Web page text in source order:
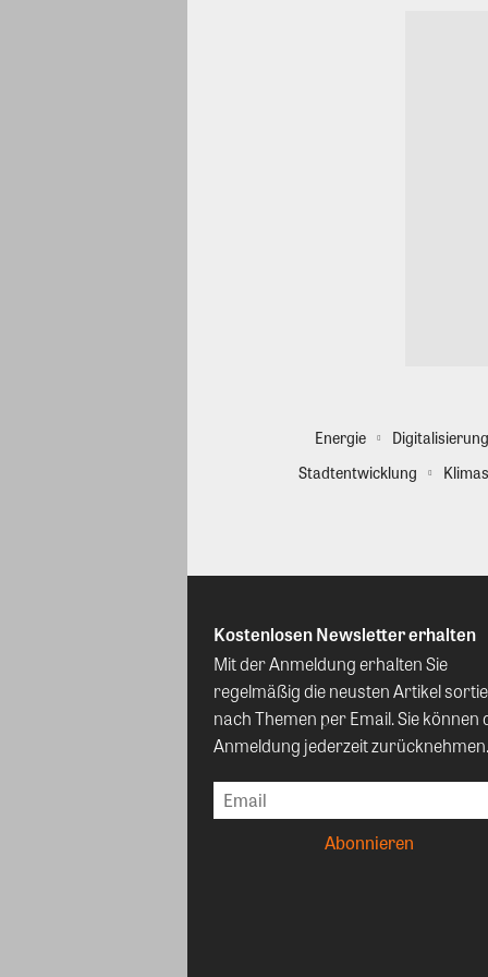
Energie Digitalisierung
Stadtentwicklung
Kostenlosen Newsletter erhalten
Mit der Anmeldung erhalten Sie
regelmäßig die neusten Artikel
nach Themen per Email. Sie können
Anmeldung jederzeit zurücknehmen.